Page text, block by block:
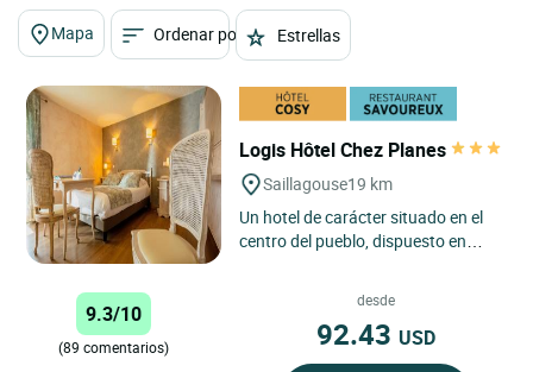
Mapa Ordenar por Estrellas
Logis Hôtel Chez Planes
Saillagouse19 km
Un hotel de carácter situado en el
centro del pueblo, dispuesto en
9.3/10
(89 comentarios)
desde
92.43 USD